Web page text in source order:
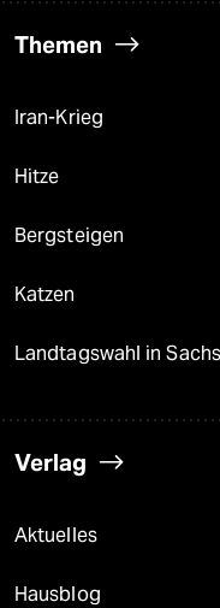
Themen
Iran-Krieg
Hitze
Bergsteigen
Katzen
Landtagswahl in
Verlag
Aktuelles
Hausblog